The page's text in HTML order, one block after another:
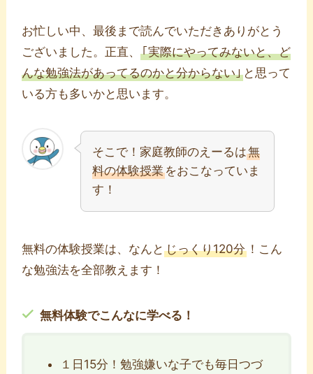
お忙しい中、最後まで読んでいただきありがとう
ございました。正直、｢実際にやってみないと、ど
んな勉強法があってるのかと分からない｣ と思って
いる方も多いかと思います。
そこで！家庭教師のえーるは無
料の体験授業をおこなっていま
す！
無料の体験授業は、なんとじっくり120分 ！こん
な勉強法を全部教えます！
無料体験でこんなに学べる！
１日15分！勉強嫌いな子でも毎日つづ